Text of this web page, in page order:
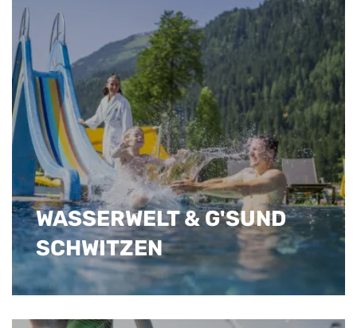
WASSERWELT & G'SUND
SCHWITZEN